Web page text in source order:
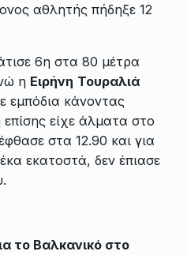
αθλητής πήδηξε 12
6η στα 80 μέτρα
η Ειρήνη Τουραλιά
εμπόδια κάνοντας
είχε άλματα στο
στα 12.90 και για
εκατοστά, δεν έπιασε
το Βαλκανικό στο